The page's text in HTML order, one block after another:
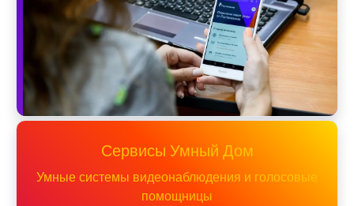
Сервисы Умный Дом
Умные системы видеонаблюдения и голосовые
помощницы